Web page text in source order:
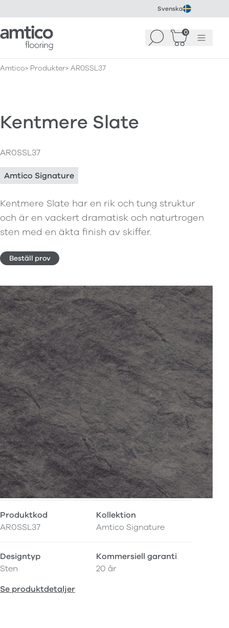
Svenska
Amtico Flooring Sök 0
Korg 0)Meny
Amtico Produkter AR0SSL37
Kentmere Slate
AR0SSL37
Amtico Signature
Kentmere Slate har en rik och tung struktur
och är en vackert dramatisk och naturtrogen
sten med en äkta finish av skiffer.
Beställ prov
Produktkod
AR0SSL37
Kollektion
Amtico Signature
Designtyp
Sten
Kommersiell garanti
20 år
Se produktdetaljer